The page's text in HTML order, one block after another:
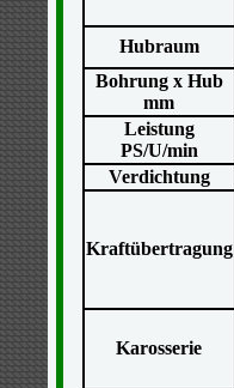
Hubraum
Bohrung x Hub
mm
Leistung
PS/U/min
Verdichtung
Kraftübertragung
Karosserie